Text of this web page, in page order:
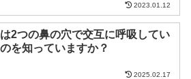
2023.01.12
2つの鼻の穴で交互に呼吸してい
を知っていますか？
2025.02.17